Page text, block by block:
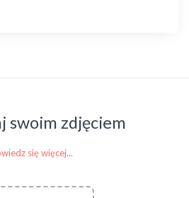
swoim zdjęciem
się więcej...